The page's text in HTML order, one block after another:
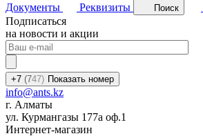
Документы
Реквизиты Поиск
Подписаться
на новости и акции
+7 (747) Показать номер
info@ants.kz
г. Алматы
ул. Курмангазы 177а оф.1
Интернет-магазин